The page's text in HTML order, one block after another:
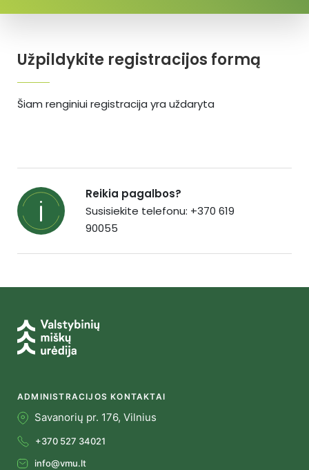
Užpildykite registracijos formą
Šiam renginiui registracija yra uždaryta
Reikia pagalbos?
Susisiekite telefonu: +370 619
90055
ADMINISTRACIJOS KONTAKTAI
Savanorių pr. 176, Vilnius
+370 527 34021
info@vmu.lt